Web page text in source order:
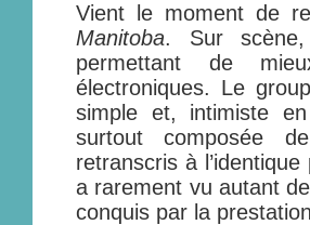
Vient le moment de
Manitoba. Sur
permettant de
électroniques. Le
simple et, intimiste
surtout composée
retranscris à
a rarement vu autant
conquis par la